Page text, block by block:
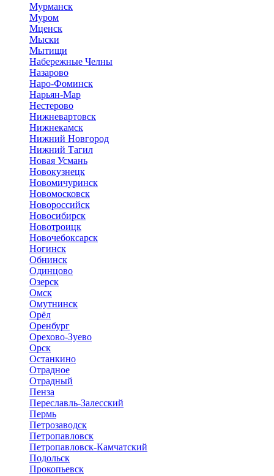
Мурманск
Муром
Мценск
Мыски
Мытищи
Набережные Челны
Назарово
Наро-Фоминск
Нарьян-Мар
Нестерово
Нижневартовск
Нижнекамск
Нижний Новгород
Нижний Тагил
Новая Усмань
Новокузнецк
Новомичуринск
Новомосковск
Новороссийск
Новосибирск
Новотроицк
Новочебоксарск
Ногинск
Обнинск
Одинцово
Озерск
Омск
Омутнинск
Орёл
Оренбург
Орехово-Зуево
Орск
Останкино
Отрадное
Отрадный
Пенза
Переславль-Залесский
Пермь
Петрозаводск
Петропавловск
Петропавловск-Камчатский
Подольск
Прокопьевск